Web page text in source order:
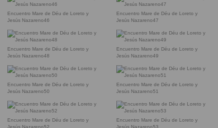
Encuentro Mare de Déu de Loreto y
Jesús Nazareno46
Encuentro Mare de Déu de Loreto y
Jesús Nazareno47
Encuentro Mare de Déu de Loreto y
Jesús Nazareno48
Encuentro Mare de Déu de Loreto y
Jesús Nazareno49
Encuentro Mare de Déu de Loreto y
Jesús Nazareno50
Encuentro Mare de Déu de Loreto y
Jesús Nazareno51
Encuentro Mare de Déu de Loreto y
Jesús Nazareno52
Encuentro Mare de Déu de Loreto y
Jesús Nazareno53